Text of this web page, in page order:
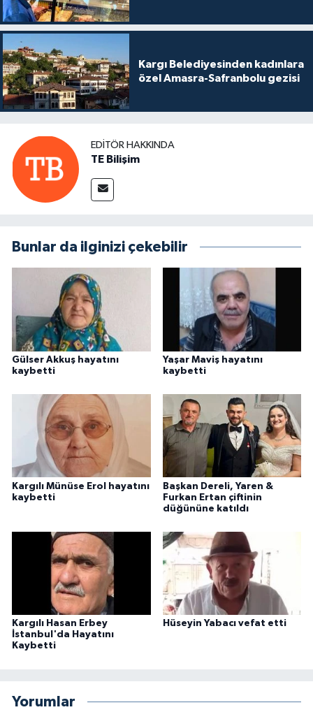
Kargı Belediyesinden kadınlara
özel Amasra-Safranbolu gezisi
EDITÖR HAKKINDA
TE Bilişim
Bunlar da ilginizi çekebilir
Gülser Akkuş hayatını
kaybetti
Yaşar Maviş hayatını
kaybetti
Kargılı Münüse Erol hayatını
kaybetti
Başkan Dereli, Yaren &
Furkan Ertan çiftinin
düğününe katıldı
Kargılı Hasan Erbey
İstanbul'da Hayatını
Kaybetti
Hüseyin Yabacı vefat etti
Yorumlar